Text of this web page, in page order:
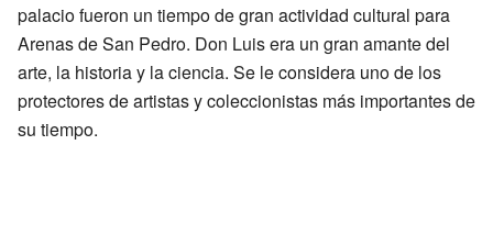
palacio fueron un tiempo de gran actividad cultural para
Arenas de San Pedro. Don Luis era un gran amante del
arte, la historia y la ciencia. Se le considera uno de los
protectores de artistas y coleccionistas más importantes de
su tiempo.